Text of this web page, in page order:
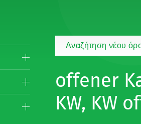
Αναζήτηση νέου
offener
KW, KW